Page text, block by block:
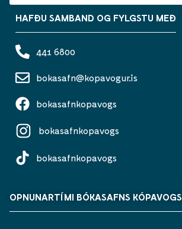
HAFÐU SAMBAND OG FYLGSTU MEÐ
441 6800
bokasafn@kopavogur.is
bokasafnkopavogs
bokasafnkopavogs
bokasafnkopavogs
OPNUNARTÍMI BÓKASAFNS KÓPAVOGS